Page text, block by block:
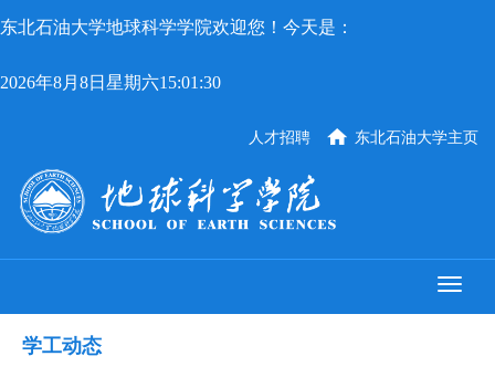
东北石油大学地球科学学院欢迎您！今天是：
2026年8月8日星期六15:01:30
东北石油大学主页
人才招聘
学工动态